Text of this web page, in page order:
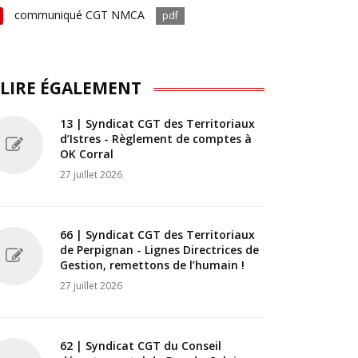
communiqué CGT NMCA pdf
ÉGALEMENT
13 | Syndicat CGT des Territoriaux
d’Istres - Règlement de comptes à
OK Corral
27 juillet 2026
66 | Syndicat CGT des Territoriaux
de Perpignan - Lignes Directrices de
Gestion, remettons de l’humain !
27 juillet 2026
62 | Syndicat CGT du Conseil